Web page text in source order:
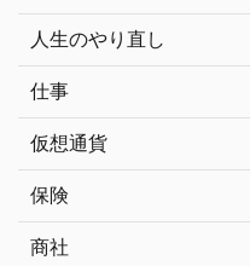
人生のやり直し
仕事
仮想通貨
保険
商社